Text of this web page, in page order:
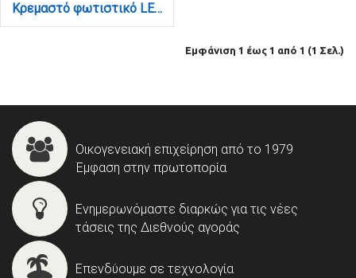
Κρεμαστό φωτιστικό LED 50W 4000K σε λευκή απόχρωση D:80cm (6171-80-WH)
Εμφάνιση 1 έως 1 από 1 (1 Σελ.)
Οικογενειακή επιχείρηση από το 1979
Έμφαση στην πρωτοπορία
Ενημερωνόμαστε διαρκώς για τις νέες
τάσεις της Διεθνούς αγοράς
Επενδύουμε σε τεχνολογία